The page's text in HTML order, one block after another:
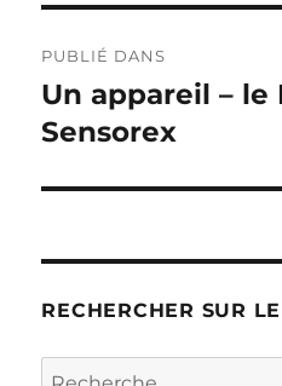
de
l’article
PUBLIÉ DANS
Un appareil – le
Sensorex
RECHERCHER SUR
Recherche